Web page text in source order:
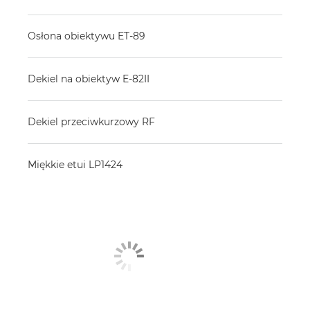
Osłona obiektywu ET-89
Dekiel na obiektyw E-82II
Dekiel przeciwkurzowy RF
Miękkie etui LP1424